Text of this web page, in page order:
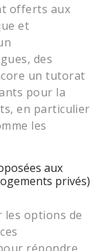
offerts aux
et
des
un tutorat
pour la
en particulier
les
aux
privés)
les options de